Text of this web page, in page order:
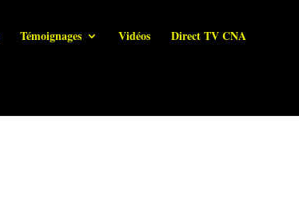
Témoignages Vidéos Direct TV CNA